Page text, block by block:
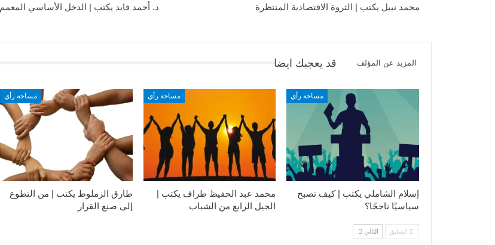
د. أحمد فايد يكتب | الدخل الأساسي المعمم محمد نبيل يكتب | الثروة الاقتصادية المنتظرة
قد يعجبك ايضا المزيد عن المؤلف
مساحة رأي
طارق الزملوط يكتب | من التطوع
إلى صنع القرار
مساحة رأي
محمد عبد الحفيظ طراف يكتب |
الجيل الرابع من الشباب
مساحة رأي
إسلام الشاملي يكتب | كيف تصبح
سياسيًا ناجحًا؟
السابق التالي